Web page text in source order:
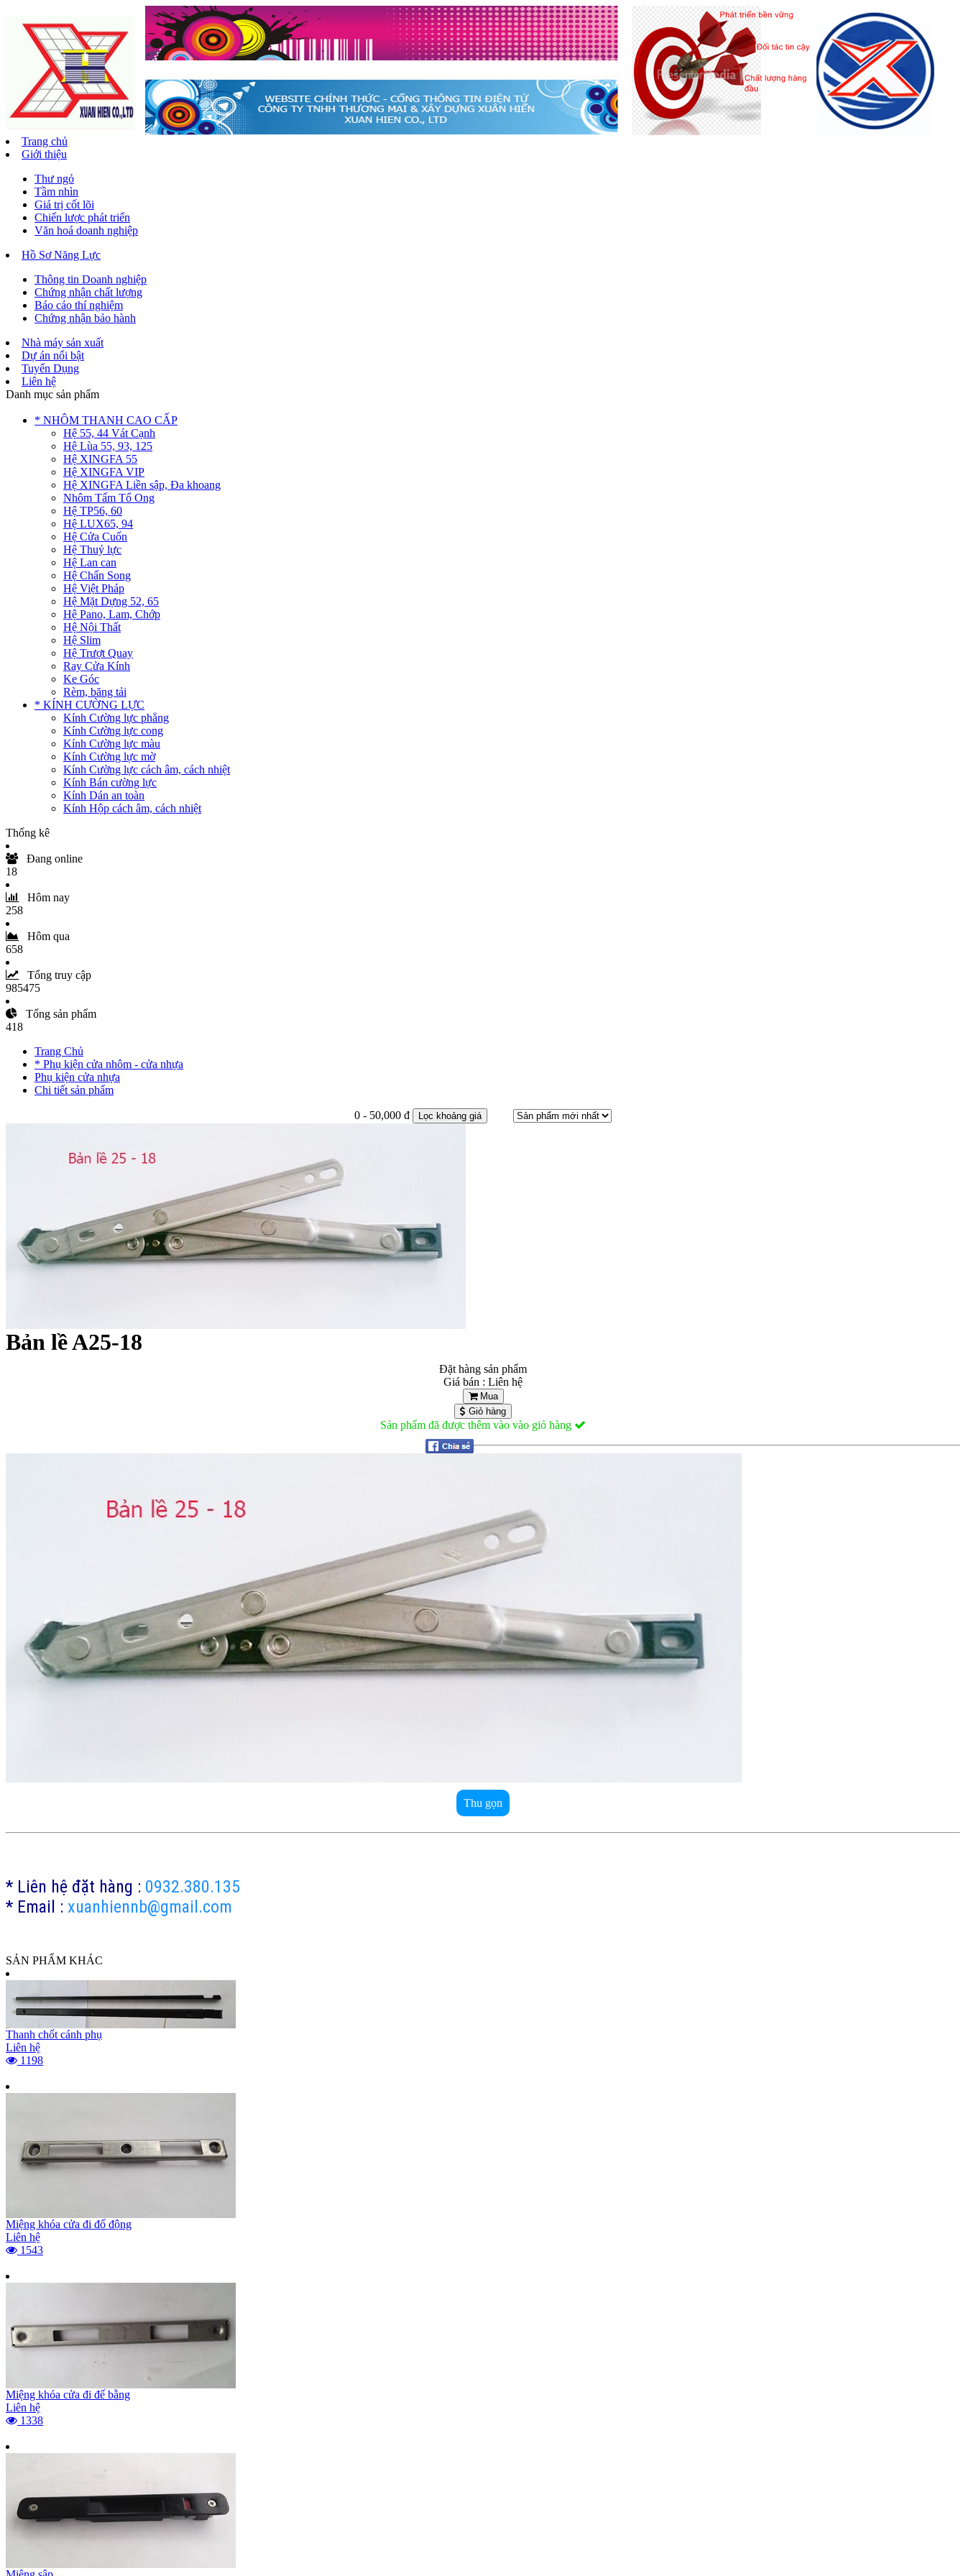
Trang chủ
Giới thiệu
Thư ngỏ
Tầm nhìn
Giá trị cốt lõi
Chiến lược phát triển
Văn hoá doanh nghiệp
Hồ Sơ Năng Lực
Thông tin Doanh nghiệp
Chứng nhận chất lượng
Báo cáo thí nghiệm
Chứng nhận bảo hành
Nhà máy sản xuất
Dự án nổi bật
Tuyển Dụng
Liên hệ
Danh mục sản phẩm
* NHÔM THANH CAO CẤP
Hệ 55, 44 Vát Cạnh
Hệ Lùa 55, 93, 125
Hệ XINGFA 55
Hệ XINGFA VIP
Hệ XINGFA Liền sập, Đa khoang
Nhôm Tấm Tổ Ong
Hệ TP56, 60
Hệ LUX65, 94
Hệ Cửa Cuốn
Hệ Thuỷ lực
Hệ Lan can
Hệ Chấn Song
Hệ Việt Pháp
Hệ Mặt Dựng 52, 65
Hệ Pano, Lam, Chớp
Hệ Nội Thất
Hệ Slim
Hệ Trượt Quay
Ray Cửa Kính
Ke Góc
Rèm, băng tải
* KÍNH CƯỜNG LỰC
Kính Cường lực phẳng
Kính Cường lực cong
Kính Cường lực màu
Kính Cường lực mờ
Kính Cường lực cách âm, cách nhiệt
Kính Bán cường lực
Kính Dán an toàn
Kính Hộp cách âm, cách nhiệt
Thống kê
Đang online
18
Hôm nay
258
Hôm qua
658
Tổng truy cập
985475
Tổng sản phẩm
418
Trang Chủ
* Phụ kiện cửa nhôm - cửa nhựa
Phụ kiện cửa nhựa
Chi tiết sản phẩm
0 - 50,000 đ Lọc khoảng giá
Bản lề A25-18
Đặt hàng sản phẩm
Giá bán : Liên hệ
Mua
Giỏ hàng
Sản phẩm đã được thêm vào vào giỏ hàng
Thu gọn
* Liên hệ đặt hàng : 0932.380.135
* Email : xuanhiennb@gmail.com
SẢN PHẨM KHÁC
Thanh chốt cánh phụ
Liên hệ
1198
Miệng khóa cửa đi đố động
Liên hệ
1543
Miệng khóa cửa đi đế bằng
Liên hệ
1338